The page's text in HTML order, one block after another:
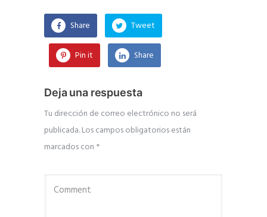
Share Tweet
Pin it Share
Deja una respuesta
Tu dirección de correo electrónico no será
publicada.Los campos obligatorios están
marcados con *